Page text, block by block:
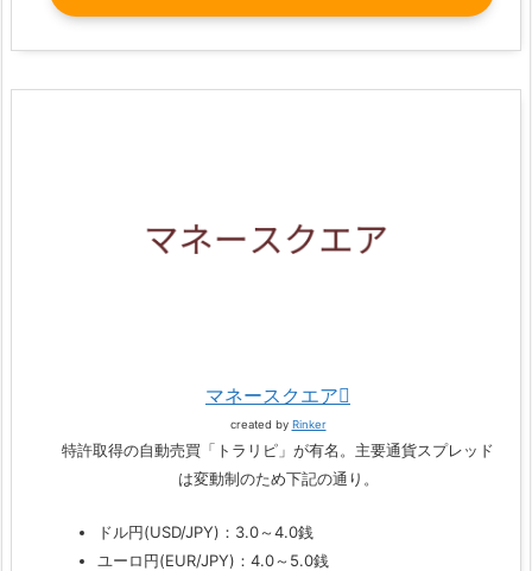
マネースクエア
created by Rinker
特許取得の自動売買「トラリピ」が有名。主要通貨スプレッド
は変動制のため下記の通り。
ドル円(USD/JPY)：3.0～4.0銭
ユーロ円(EUR/JPY)：4.0～5.0銭